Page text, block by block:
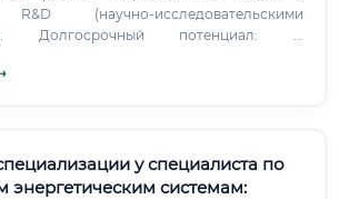
(научно-исследовательскими
Долгосрочный потенциал: С
в будущем. Он понимает "почему это
у специалиста по
энергетическим системам: